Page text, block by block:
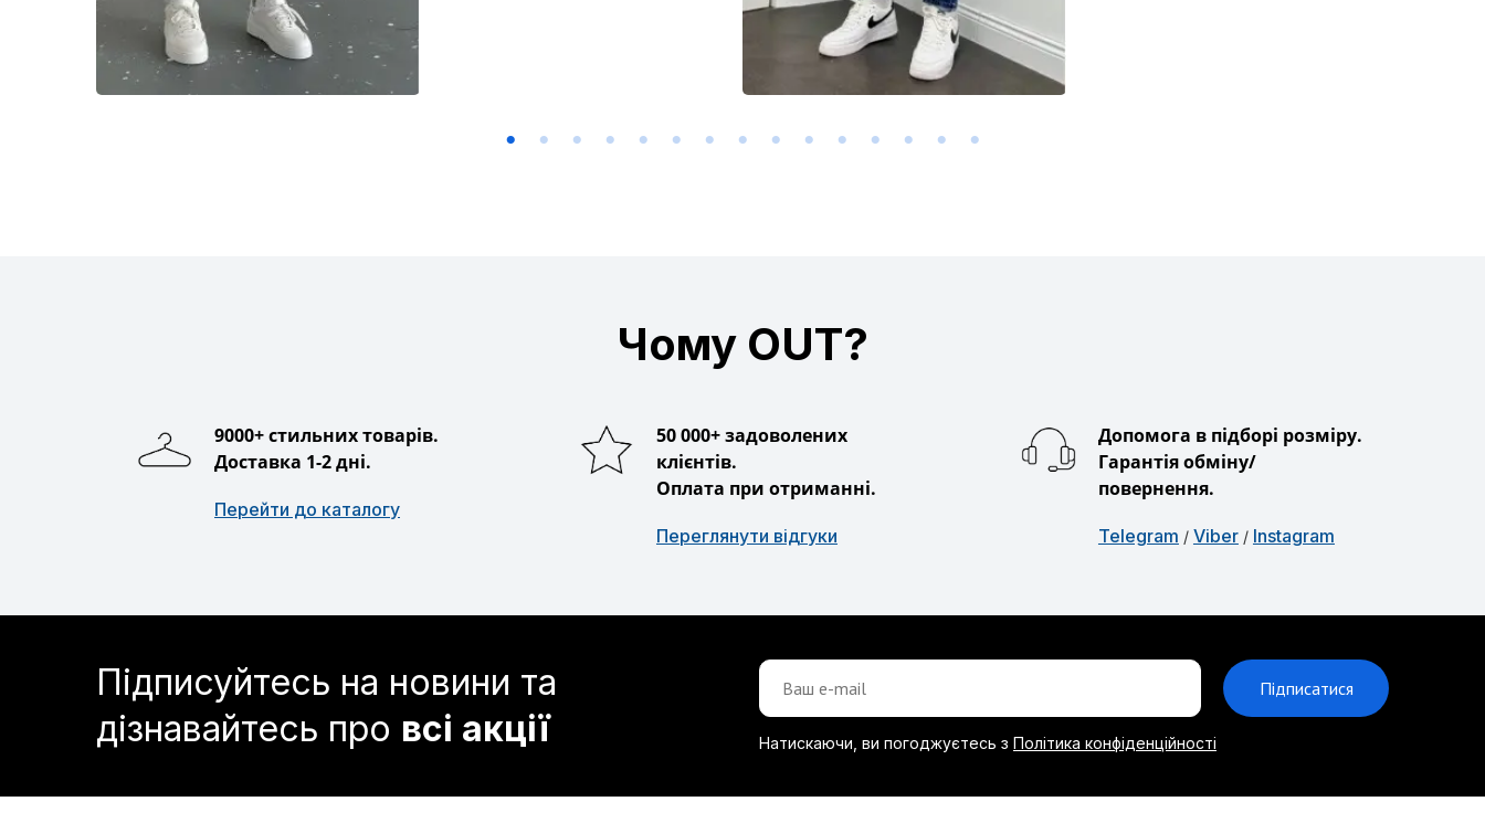
Чому OUT?
9000+ стильних товарів.
Доставка 1-2 дні.
Перейти до каталогу
50 000+ задоволених
клієнтів.
Оплата при отриманні.
Переглянути відгуки
Допомога в підборі розміру.
Гарантія обміну/
повернення.
Telegram / Viber / Instagram
Підписуйтесь на новини та
дізнавайтесь про всі акції
Підписатися
Натискаючи, ви погоджуєтесь з Політика конфіденційності